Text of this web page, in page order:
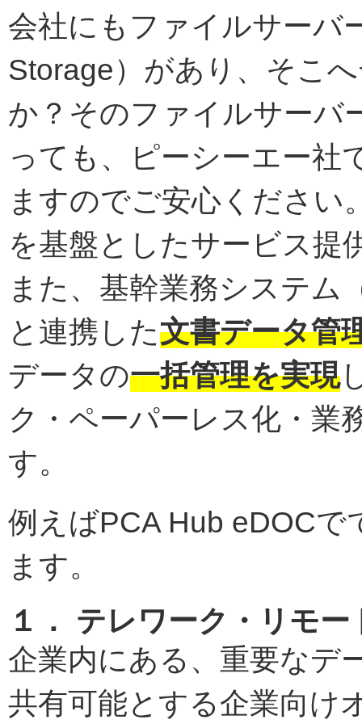
会社にもファイルサーバ
Storage）があり、そこ
か？そのファイルサーバ
っても、ピーシーエー社
ますのでご安心ください
を基盤としたサービス提
また、基幹業務システム
と連携した文書データ管
データの一括管理を実現
ク・ペーパーレス化・業
す。
例えばPCA Hub eDOC
ます。
１． テレワーク・リモ
企業内にある、重要なデ
共有可能とする企業向け